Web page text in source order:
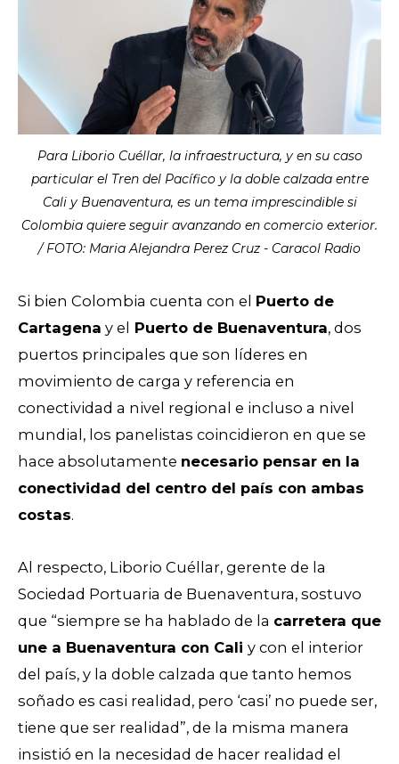
Para Liborio Cuéllar, la infraestructura, y en su caso
particular el Tren del Pacífico y la doble calzada entre
Cali y Buenaventura, es un tema imprescindible si
Colombia quiere seguir avanzando en comercio exterior.
/ FOTO: Maria Alejandra Perez Cruz - Caracol Radio
Si bien Colombia cuenta con el Puerto de
Cartagena y el Puerto de Buenaventura, dos
puertos principales que son líderes en
movimiento de carga y referencia en
conectividad a nivel regional e incluso a nivel
mundial, los panelistas coincidieron en que se
hace absolutamente necesario pensar en la
conectividad del centro del país con ambas
costas.
Al respecto, Liborio Cuéllar, gerente de la
Sociedad Portuaria de Buenaventura, sostuvo
que “siempre se ha hablado de la carretera que
une a Buenaventura con Cali y con el interior
del país, y la doble calzada que tanto hemos
soñado es casi realidad, pero ‘casi’ no puede ser,
tiene que ser realidad”, de la misma manera
insistió en la necesidad de hacer realidad el